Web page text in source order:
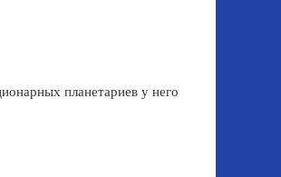
планетариев у него